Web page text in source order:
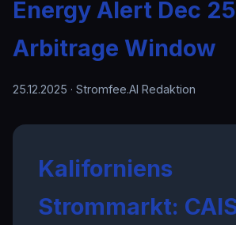
Energy Alert Dec
Arbitrage Window
25.12.2025 · Stromfee.AI Redaktion
Kaliforniens
Strommarkt: